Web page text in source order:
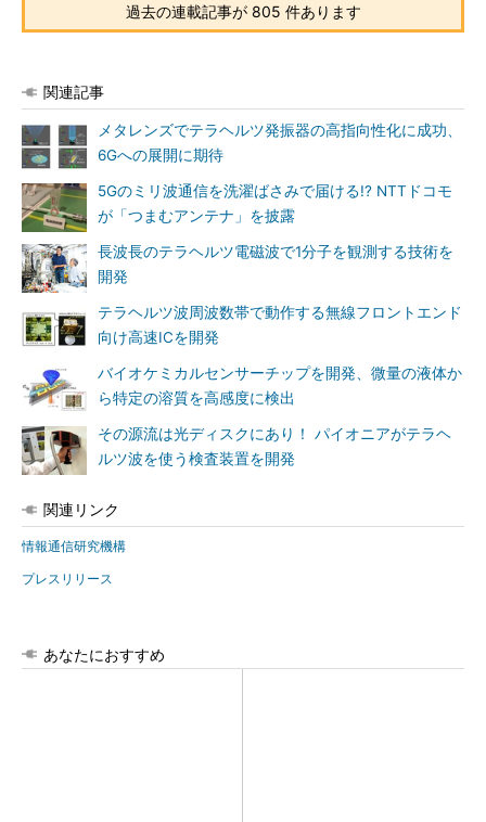
過去の連載記事が 805 件あります
関連記事
メタレンズでテラヘルツ発振器の高指向性化に成功、
6Gへの展開に期待
5Gのミリ波通信を洗濯ばさみで届ける!? NTTドコモ
が「つまむアンテナ」を披露
長波長のテラヘルツ電磁波で1分子を観測する技術を
開発
テラヘルツ波周波数帯で動作する無線フロントエンド
向け高速ICを開発
バイオケミカルセンサーチップを開発、微量の液体か
ら特定の溶質を高感度に検出
その源流は光ディスクにあり！ パイオニアがテラヘ
ルツ波を使う検査装置を開発
関連リンク
情報通信研究機構
プレスリリース
あなたにおすすめ